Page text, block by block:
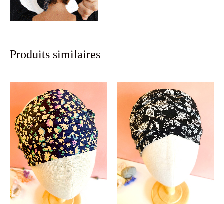
Produits similaires